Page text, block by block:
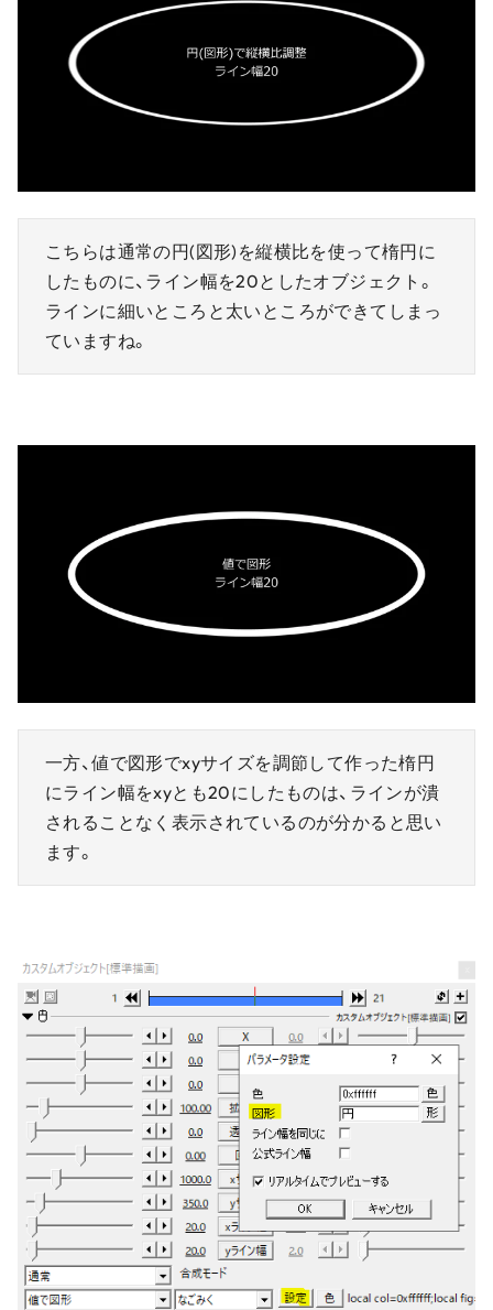
こちらは通常の円(図形)を縦横比を使って楕円に
したものに、ライン幅を20としたオブジェクト。
ラインに細いところと太いところができてしまっ
ていますね。
一方、値で図形でxyサイズを調節して作った楕円
にライン幅をxyとも20にしたものは、ラインが潰
されることなく表示されているのが分かると思い
ます。